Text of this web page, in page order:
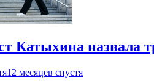
Катыхина назвала
12 месяцев спустя